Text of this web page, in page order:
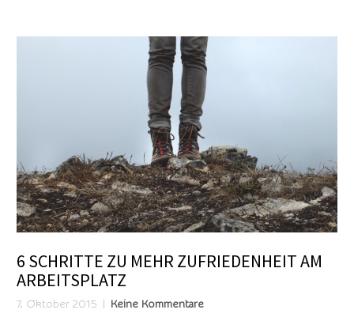
6 SCHRITTE ZU MEHR ZUFRIEDENHEIT AM
ARBEITSPLATZ
7. Oktober 2015 Keine Kommentare